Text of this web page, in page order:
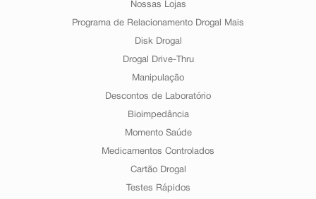
Nossas Lojas
Programa de Relacionamento Drogal Mais
Disk Drogal
Drogal Drive-Thru
Manipulação
Descontos de Laboratório
Bioimpedância
Momento Saúde
Medicamentos Controlados
Cartão Drogal
Testes Rápidos